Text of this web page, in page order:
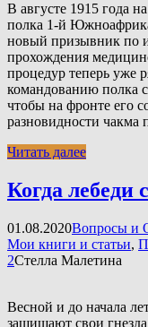
В августе 1915 года
полка 1-й
новый призывник по
прохождения
процедур теперь уже
командованию полка
чтобы на фронте его
разновидности
Читать далее
Когда лебеди
01.08.2020Вопросы и
Мои книги и статьи,
2Стелла Малетина
Весной и до начала
защищают свои